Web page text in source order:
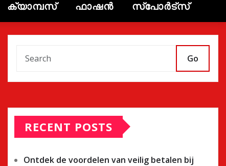
ക്യാമ്പസ് ഫാഷൻ സ്പോർട്സ്
Go
RECENT POSTS
Ontdek de voordelen van veilig betalen bij